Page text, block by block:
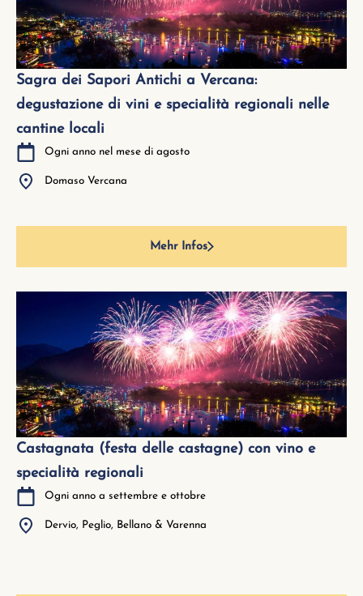
Sagra dei Sapori Antichi a Vercana:
degustazione di vini e specialità regionali nelle
cantine locali
Ogni anno nel mese di agosto
Domaso Vercana
Mehr Infos
Castagnata (festa delle castagne) con vino e
specialità regionali
Ogni anno a settembre e ottobre
Dervio, Peglio, Bellano & Varenna